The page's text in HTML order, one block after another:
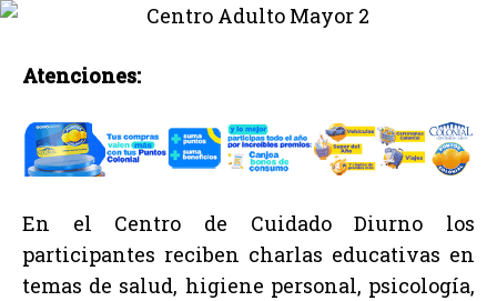
Atenciones:
En el Centro de Cuidado Diurno los
participantes reciben charlas educativas en
temas de salud, higiene personal, psicología,